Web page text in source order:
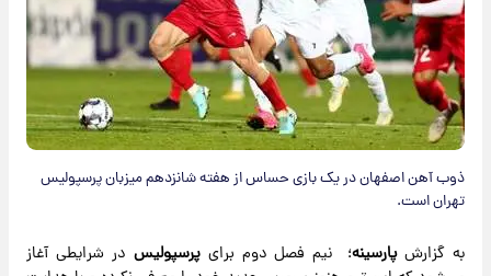
ذوب آهن اصفهان در یک بازی حساس از هفته شانزدهم میزبان پرسپولیس
تهران است.
به گزارشپارسینه؛ نیم فصل دوم برایپرسپولیس در شرایطی آغاز